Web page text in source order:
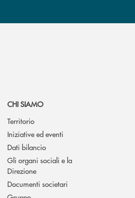
CHI SIAMO
Territorio
Iniziative ed eventi
Dati bilancio
Gli organi sociali e la
Direzione
Documenti societari